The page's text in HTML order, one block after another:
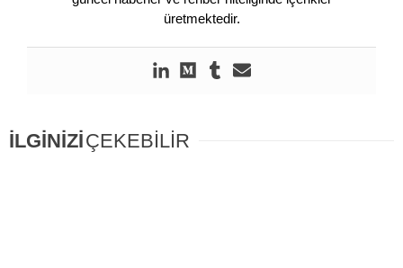
üretmektedir.
İLGİNİZİÇEKEBİLİR